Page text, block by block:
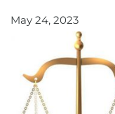
May 24, 2023